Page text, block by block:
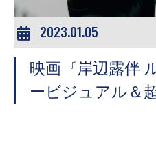
2023.01.05
映画『岸辺露伴
ービジュアル＆